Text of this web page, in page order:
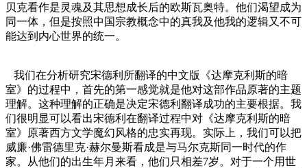
贝克看作是灵魂及其思想成长后的欧斯瓦奥特。他们渴望成为
同一体，但是按照中国宗教概念中的真我及他我的逻辑又不可
能达到内心世界的统一。
我们在分析研究宋德利所翻译的中文版《达摩克利斯的暗
室》的过程中，首先的第一感觉就是他对这部作品原著的主题
理解。这种理解的正确是决定宋德利翻译成功的主要根据。我
们很明显可以看出宋德利在翻译过程中对《达摩克利斯的暗
室》原著西方文学魔幻风格的忠实再现。实际上，我们可以把
威廉·佛雷德里克·赫尔曼斯看成是与马尔克斯同一时代的作
家。从他们的出生年月来看，他们只相差7岁。对于一个用世